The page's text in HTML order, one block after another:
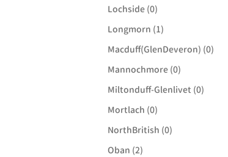
Lochside (0)
Longmorn (1)
Macduff(GlenDeveron) (0)
Mannochmore (0)
Miltonduff-Glenlivet (0)
Mortlach (0)
NorthBritish (0)
Oban (2)